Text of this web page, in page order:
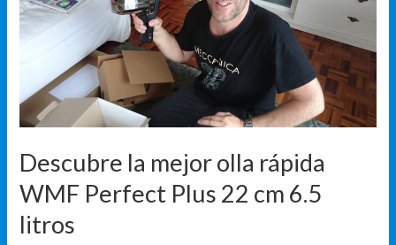
Descubre la mejor olla rápida
WMF Perfect Plus 22 cm 6.5
litros
olla
rápida
Perfect
Plus
22
cm
6.5
litros